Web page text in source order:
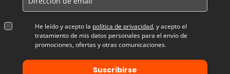
He leído y acepto la política de privacidad, y acepto el
tratamiento de mis datos personales para el envío de
promociones, ofertas y otras comunicaciones.
Suscribirse